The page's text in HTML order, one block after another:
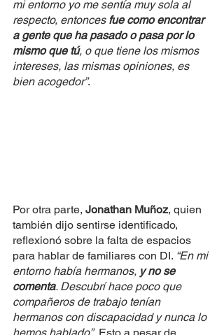
mi entorno yo me sentía muy sola al
respecto, entonces fue como encontrar
a gente que ha pasado o pasa por lo
mismo que tú, o que tiene los mismos
intereses, las mismas opiniones, es
bien acogedor”.
Por otra parte, Jonathan Muñoz, quien
también dijo sentirse identificado,
reflexionó sobre la falta de espacios
para hablar de familiares con DI. “En mi
entorno había hermanos, y no se
comenta. Descubrí hace poco que
compañeros de trabajo tenían
hermanos con discapacidad y nunca lo
hemos hablado”. Esto a pesar de